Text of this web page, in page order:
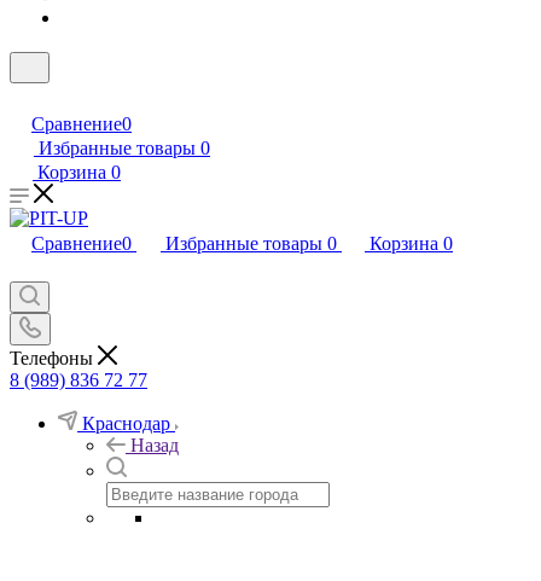
Сравнение0
Избранные товары 0
Корзина 0
Сравнение0 Избранные товары 0 Корзина 0
Телефоны
8 (989) 836 72 77
Краснодар
Назад